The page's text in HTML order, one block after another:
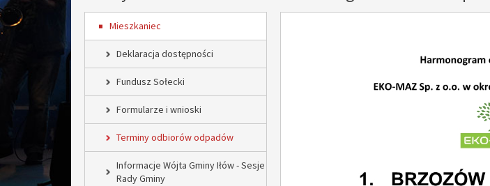
Mieszkaniec
Deklaracja dostępności
Fundusz Sołecki
Formularze i wnioski
Terminy odbiorów odpadów
Informacje Wójta Gminy Iłów - Sesje
Rady Gminy